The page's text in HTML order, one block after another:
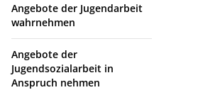
Angebote der Jugendarbeit
wahrnehmen
Angebote der
Jugendsozialarbeit in
Anspruch nehmen